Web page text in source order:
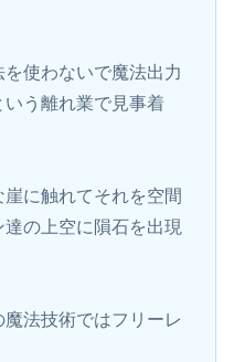
使わないで魔法出力
う離れ業で見事着
に触れてそれを空間
の上空に隕石を出現
法技術ではフリーレ